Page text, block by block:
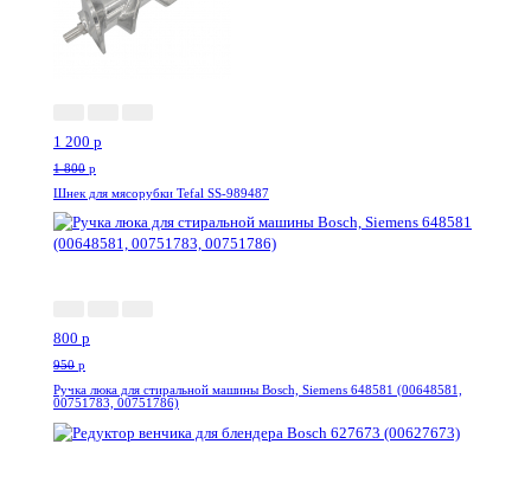
1 200 p
1 800 p
Шнек для мясорубки Tefal SS-989487
800 p
950 p
Ручка люка для стиральной машины Bosch, Siemens 648581 (00648581,
00751783, 00751786)